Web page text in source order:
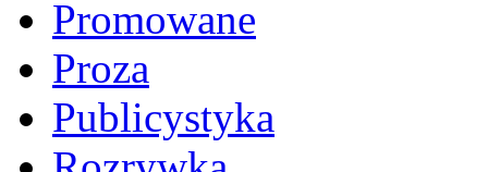
Promowane
Proza
Publicystyka